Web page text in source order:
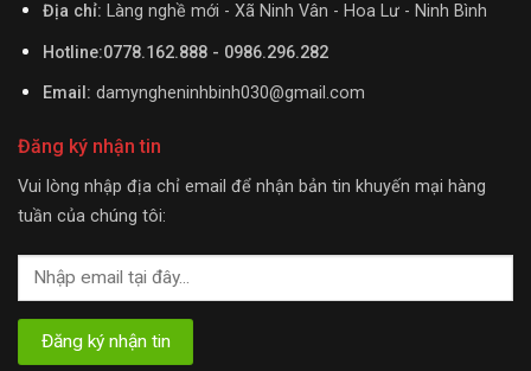
Địa chỉ: Làng nghề mới - Xã Ninh Vân - Hoa Lư - Ninh Bình
Hotline:0778.162.888 - 0986.296.282
Email: damyngheninhbinh030@gmail.com
Đăng ký nhận tin
Vui lòng nhập địa chỉ email để nhận bản tin khuyến mại hàng
tuần của chúng tôi: